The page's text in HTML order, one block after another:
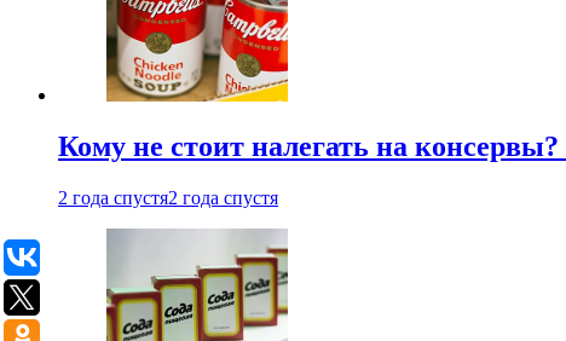
Кому не стоит налегать на
2 года спустя2 года спустя